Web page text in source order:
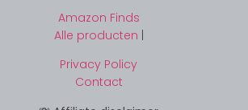
Amazon Finds
Alle producten |
Privacy Policy
Contact